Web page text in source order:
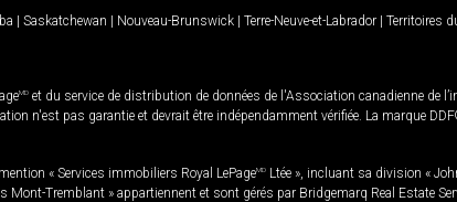
| Saskatchewan | Nouveau-Brunswick | Terre-Neuve-et-Labrador | Territoires
MD et du service de distribution de données de l'Association canadienne de
n'est pas garantie et devrait être indépendamment vérifiée. La marque
« Services immobiliers Royal LePageMD Ltée », incluant sa division «
Mont-Tremblant » appartiennent et sont gérés par Bridgemarq Real Estate